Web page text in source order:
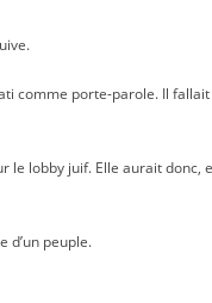
porte-parole. Il fallait
le lobby juif. Elle aurait donc,
d’un peuple.